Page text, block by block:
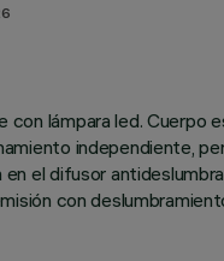
con lámpara led.
independiente,
el difusor
con